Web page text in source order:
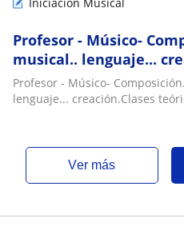
Profesor - Músico-
musical.. lenguaje...
y prácticas
Profesor - Músico-
lenguaje... creación.Clases
ver más